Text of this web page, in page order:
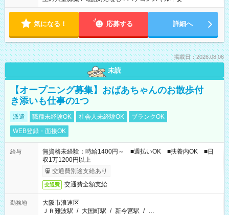
気になる！ 応募する 詳細へ
掲載日：2026.08.06
未読
【オープニング募集】おばあちゃんのお散歩付
き添いも仕事の1つ
派遣 職種未経験OK 社会人未経験OK
ブランクOK
WEB登録・面接OK
給与
無資格未経験：時給1400円～ ■週払いOK ■扶養内OK ■日
収1万1200円以上
交通費別途支給あり
交通費 交通費全額支給
勤務地
大阪市浪速区
ＪＲ難波駅 / 大国町駅 / 新今宮駅 / …